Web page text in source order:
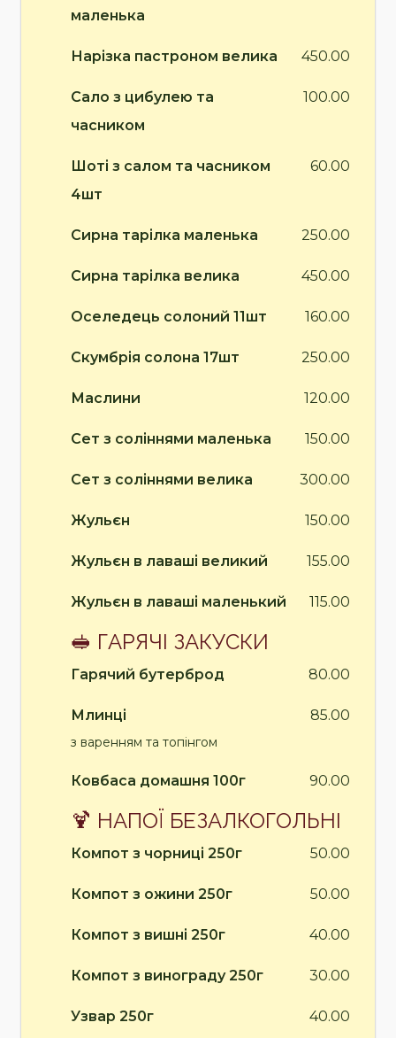
маленька
Нарізка пастроном велика 450.00
Сало з цибулею та
часником
100.00
Шоті з салом та часником
4шт
60.00
Сирна тарілка маленька 250.00
Сирна тарілка велика 450.00
Оселедець солоний 11шт 160.00
Скумбрія солона 17шт 250.00
Маслини 120.00
Сет з соліннями маленька 150.00
Сет з соліннями велика 300.00
Жульєн 150.00
Жульєн в лаваші великий 155.00
Жульєн в лаваші маленький 115.00
🥪 ГАРЯЧІ ЗАКУСКИ
Гарячий бутерброд 80.00
Млинці 85.00
з варенням та топінгом
Ковбаса домашня 100г 90.00
🍹 НАПОЇ БЕЗАЛКОГОЛЬНІ
Компот з чорниці 250г 50.00
Компот з ожини 250г 50.00
Компот з вишні 250г 40.00
Компот з винограду 250г 30.00
Узвар 250г 40.00